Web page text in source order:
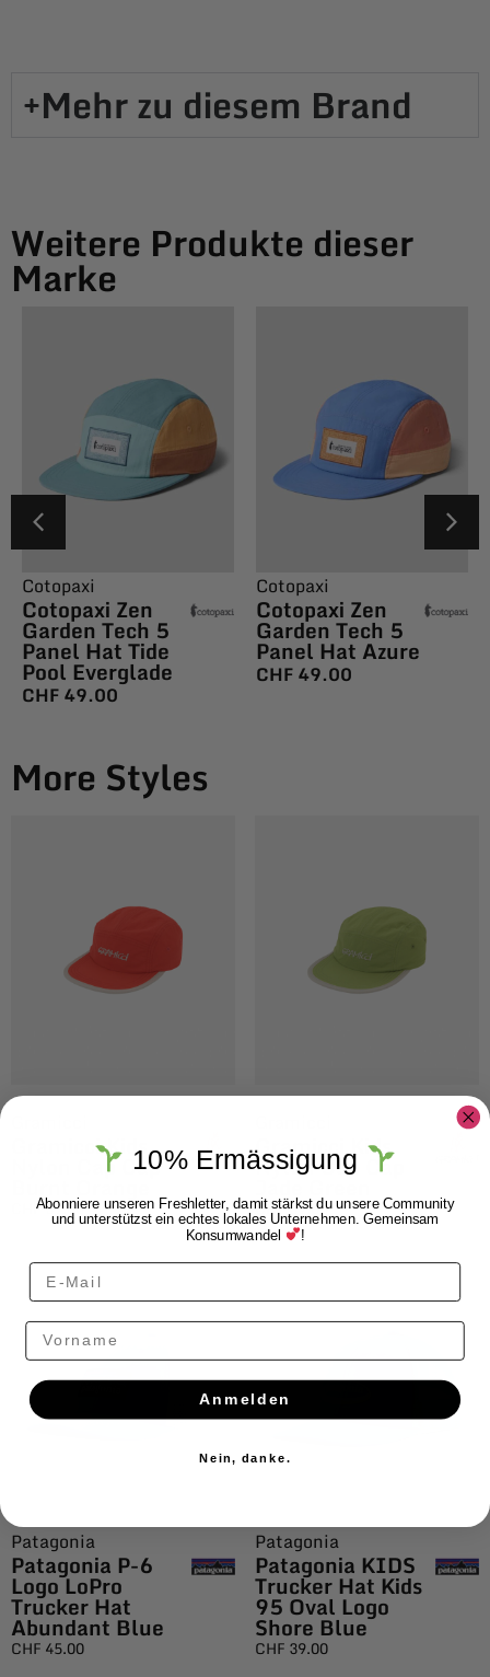
Mehr zu diesem Brand​
Weitere Produkte dieser
Marke
Cotopaxi
Cotopaxi Zen
Garden Tech 5
Panel Hat Tide
Pool Everglade
CHF49.00
Cotopaxi
Cotopaxi Zen
Garden Tech 5
Panel Hat Azure
CHF49.00
More Styles
Gramicci Kids
Nylon Cap Cap
CHF39.00
Gramicci Kids
Nylon Cap Cap
CHF39.00
Patagonia
Patagonia P-6
Logo LoPro
Trucker Hat
Abundant Blue
CHF 45.00
Patagonia
Patagonia KIDS
Trucker Hat Kids
95 Oval Logo
Shore Blue
CHF 39.00
10% Ermässigung
Abonniere unseren Freshletter, damit stärkst du unsere Community
und unterstützst ein echtes lokales Unternehmen. Gemeinsam
Konsumwandel !
Vorname
Anmelden
Nein, danke.